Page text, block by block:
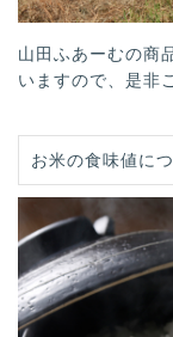
山田ふあーむの商
いますので、是非
お米の食味値に